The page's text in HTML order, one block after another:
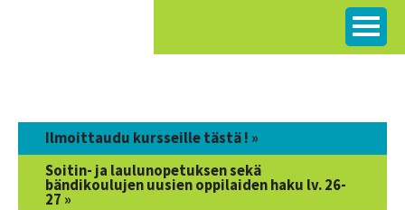
Ilmoittaudu kursseille tästä ! »
Soitin- ja laulunopetuksen sekä
bändikoulujen uusien oppilaiden haku lv. 26-
27 »